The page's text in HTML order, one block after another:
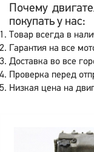
Почему
покупать у нас:
Товар всегда в
Гарантия на все
Доставка во все
Проверка перед
Низкая цена на